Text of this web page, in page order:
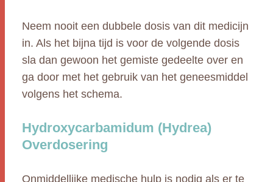
Neem nooit een dubbele dosis van dit medicijn
in. Als het bijna tijd is voor de volgende dosis
sla dan gewoon het gemiste gedeelte over en
ga door met het gebruik van het geneesmiddel
volgens het schema.
Hydroxycarbamidum (Hydrea)
Overdosering
Onmiddellijke medische hulp is nodig als er te